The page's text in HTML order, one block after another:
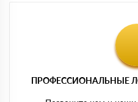
ПРОФЕССИОНАЛЬНЫЕ